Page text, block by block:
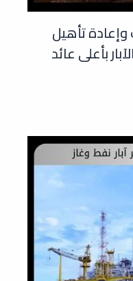
تأهيل
بأعلى عائد